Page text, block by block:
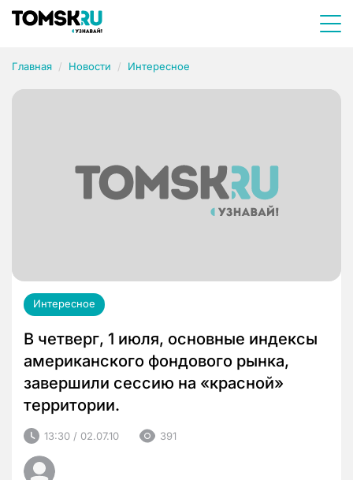
Главная Новости Интересное
Интересное
В четверг, 1 июля, основные индексы
американского фондового рынка,
завершили сессию на «красной»
территории.
13:30 / 02.07.10 391